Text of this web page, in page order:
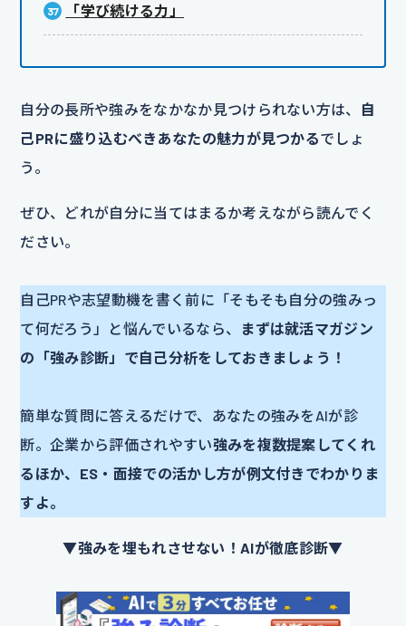
「学び続ける力」
自分の長所や強みをなかなか見つけられない方は、
自
己PRに盛り込むべきあなたの魅力が見つかるでしょ
う。
ぜひ、どれが自分に当てはまるか考えながら読んでく
ださい。
自己PRや志望動機を書く前に「そもそも自分の強みっ
て何だろう」と悩んでいるなら、
まずは就活マガジン
の「強み診断」で自己分析をしておきましょう！
簡単な質問に答えるだけで、あなたの強みをAIが診
断。企業から評価されやすい強みを複数提案してくれ
るほか、ES・面接での活かし方が例文付きでわかりま
すよ。
▼強みを埋もれさせない！AIが徹底診断▼